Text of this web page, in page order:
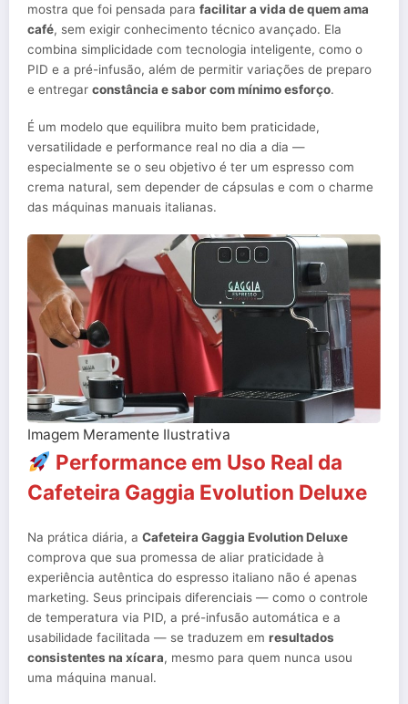
mostra que foi pensada para facilitar a vida de quem ama
café, sem exigir conhecimento técnico avançado. Ela
combina simplicidade com tecnologia inteligente, como o
PID e a pré-infusão, além de permitir variações de preparo
e entregar constância e sabor com mínimo esforço.
É um modelo que equilibra muito bem praticidade,
versatilidade e performance real no dia a dia —
especialmente se o seu objetivo é ter um espresso com
crema natural, sem depender de cápsulas e com o charme
das máquinas manuais italianas.
Imagem Meramente Ilustrativa
Performance em Uso Real da
Cafeteira Gaggia Evolution Deluxe
Na prática diária, a Cafeteira Gaggia Evolution Deluxe
comprova que sua promessa de aliar praticidade à
experiência autêntica do espresso italiano não é apenas
marketing. Seus principais diferenciais — como o controle
de temperatura via PID, a pré-infusão automática e a
usabilidade facilitada — se traduzem em resultados
consistentes na xícara, mesmo para quem nunca usou
uma máquina manual.